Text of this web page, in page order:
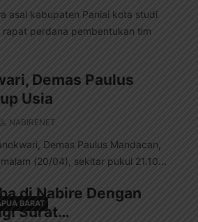
asal kabupaten Paniai kota studi
perdana pembentukan tim
Demas Paulus
Usia
NABIRENET
Demas Paulus Mandacan,
(20/04), sekitar pukul 21.10...
BARAT
di Nabire Dengan
Surat…